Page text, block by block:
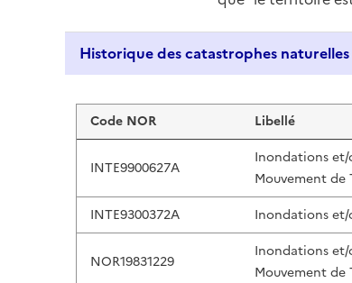
Liste de résultats
Code NOR Libellé
INTE9900627A
Inondations et/
Mouvement de
INTE9300372A Inondations et/
NOR19831229
Inondations et/
Mouvement de